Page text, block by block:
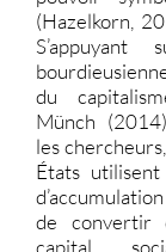
(Hazelkorn,
du
Münch
les
États
de convertir
capital